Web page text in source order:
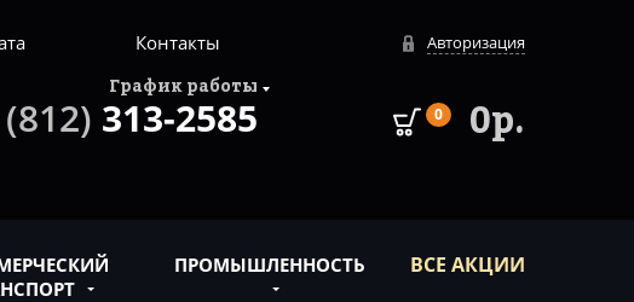
Авторизация
Контакты
0 0р.
График работы
(812) 313-2585
ПРОМЫШЛЕННОСТЬ ВСЕ АКЦИИ